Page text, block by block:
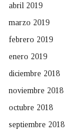
abril 2019
marzo 2019
febrero 2019
enero 2019
diciembre 2018
noviembre 2018
octubre 2018
septiembre 2018